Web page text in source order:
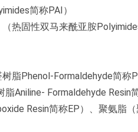
简称PAI）
热固性双马来酰亚胺
脂Phenol-Formaldehyde简
Aniline- Formaldehyde
Resin简称EP）、聚氨脂